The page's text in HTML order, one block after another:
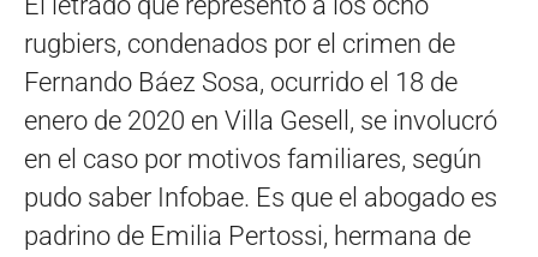
rugbiers, condenados por el crimen de
Fernando Báez Sosa, ocurrido el 18 de
enero de 2020 en Villa Gesell, se involucró
en el caso por motivos familiares, según
pudo saber Infobae. Es que el abogado es
padrino de Emilia Pertossi, hermana de